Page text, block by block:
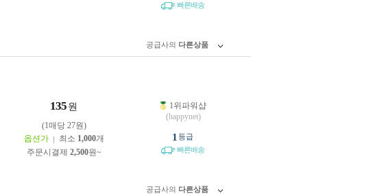
빠른배송
공급사의 다른상품
135 원
(1매당 27원)
옵션가
최소 1,000개
주문시결제 2,500원~
1위파워샵
(happynet)
1 등급
빠른배송
공급사의 다른상품